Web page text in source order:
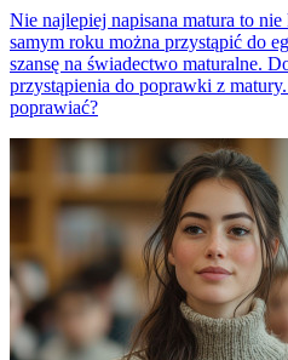
Nie najlepiej napisana matura to
samym roku można przystąpić do
szansę na świadectwo maturalne.
przystąpienia do poprawki z
poprawiać?